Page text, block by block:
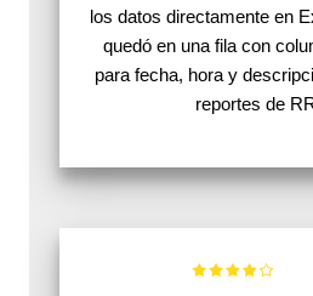
los datos directamente en
quedó en una fila con
para fecha, hora y
reportes de